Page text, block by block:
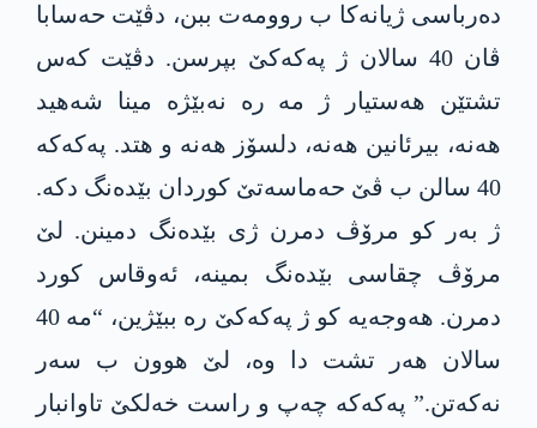
دەرباسی ژیانەکا ب روومەت ببن، دڤێت حەسابا
ڤان 40 سالان ژ پەکەکێ بپرسن. دڤێت کەس
تشتێن ھەستیار ژ مە رە نەبێژە مینا شەھید
ھەنە، بیرئانین ھەنە، دلسۆز ھەنە و ھتد. پەکەکە
40 سالن ب ڤێ حەماسەتێ کوردان بێدەنگ دکە.
ژ بەر کو مرۆڤ دمرن ژی بێدەنگ دمینن. لێ
مرۆڤ چقاسی بێدەنگ بمینە، ئەوقاس کورد
دمرن. ھەوجەیە کو ژ پەکەکێ رە ببێژین، “مە 40
سالان ھەر تشت دا وە، لێ ھوون ب سەر
نەکەتن.” پەکەکە چەپ و راست خەلکێ تاوانبار